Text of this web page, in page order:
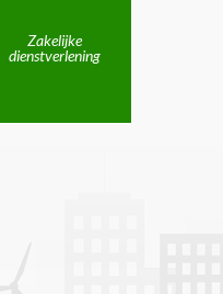
Zakelijke
dienstverlening